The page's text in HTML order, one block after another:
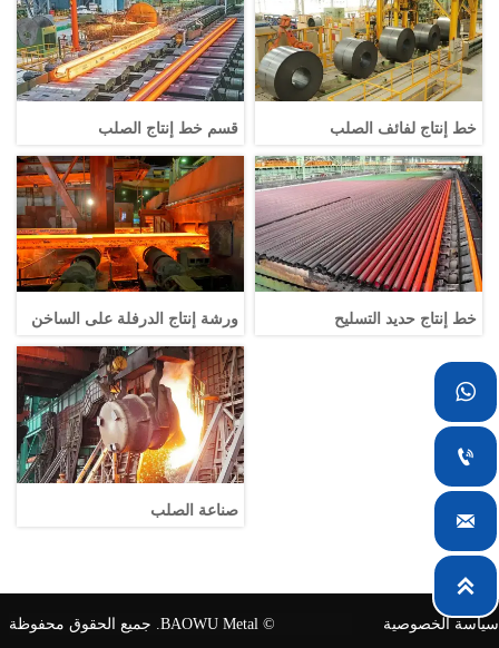
قسم خط إنتاج الصلب خط إنتاج لفائف الصلب
ورشة إنتاج الدرفلة على الساخن خط إنتاج حديد التسليح
صناعة الصلب
© BAOWU Metal. جميع الحقوق محفوظة سياسة الخصوصية



